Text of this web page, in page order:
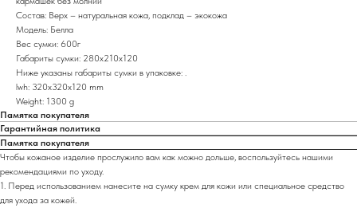
Состав: Верх – натуральная кожа, подклад – экокожа
Модель: Белла
Вес сумки: 600г
Габариты сумки: 280х210х120
Ниже указаны габариты сумки в упаковке: .
lwh: 320x320x120 mm
Weight: 1300 g
Памятка покупателя
Гарантийная политика
Памятка покупателя
Чтобы кожаное изделие прослужило вам как можно дольше, воспользуйтесь нашими
рекомендациями по уходу.
1. Перед использованием нанесите на сумку крем для кожи или специальное средство
для ухода за кожей.